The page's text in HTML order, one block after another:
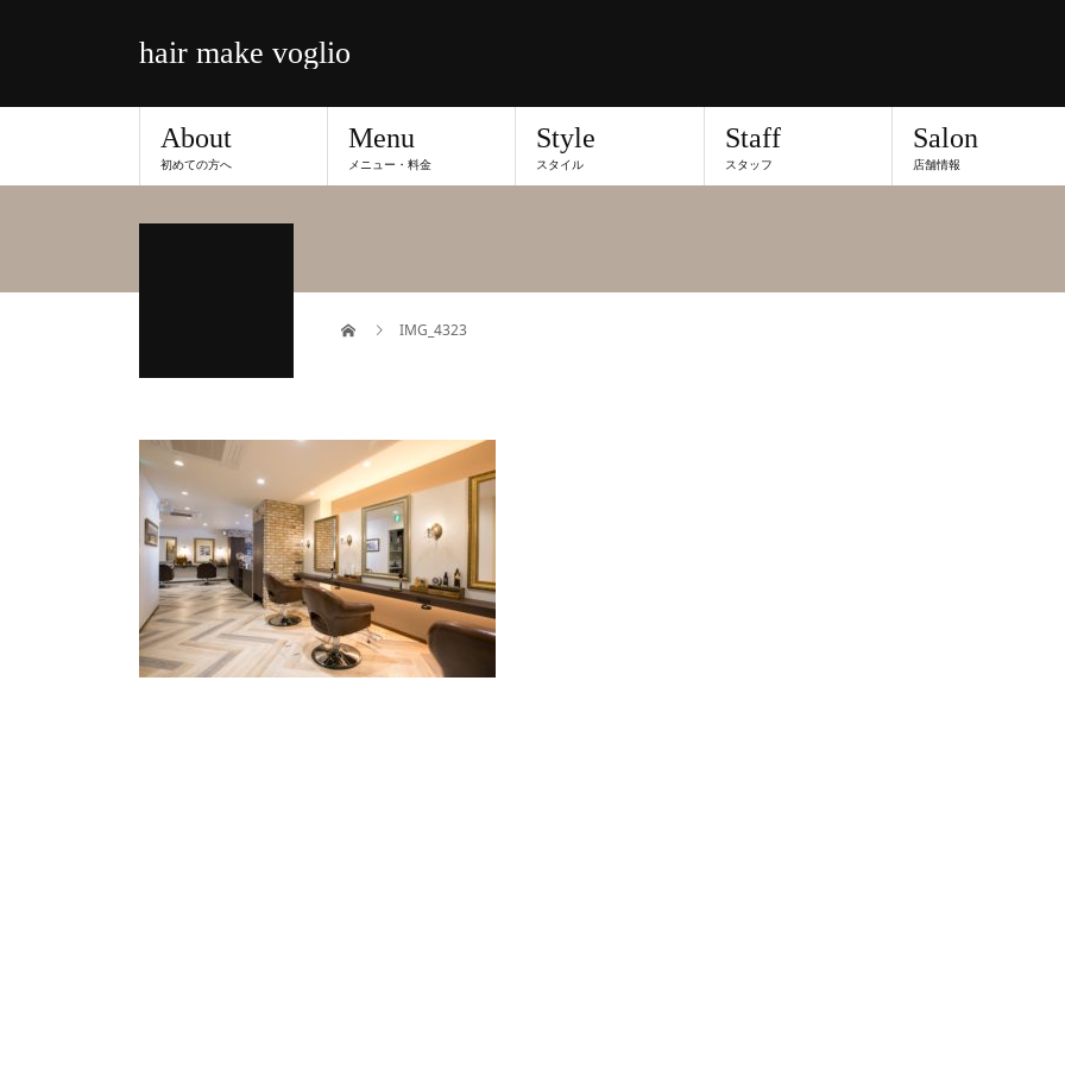
hair make voglio
About
初めての方へ
Menu
メニュー・料金
Style
スタイル
Staff
スタッフ
Salon
店舗情報
IMG_4323